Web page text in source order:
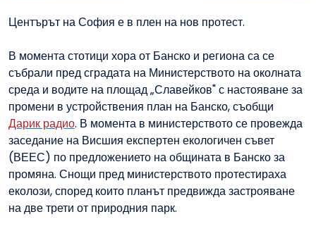
Центърът на София е в плен на нов протест.
В момента стотици хора от Банско и региона са се
събрали пред сградата на Министерството на околната
среда и водите на площад „Славейков" с настояване за
промени в устройствения план на Банско, съобщи
Дарик радио. В момента в министерството се провежда
заседание на Висшия експертен екологичен съвет
(ВЕЕС) по предложението на общината в Банско за
промяна. Снощи пред министерството протестираха
еколози, според които планът предвижда застрояване
на две трети от природния парк.